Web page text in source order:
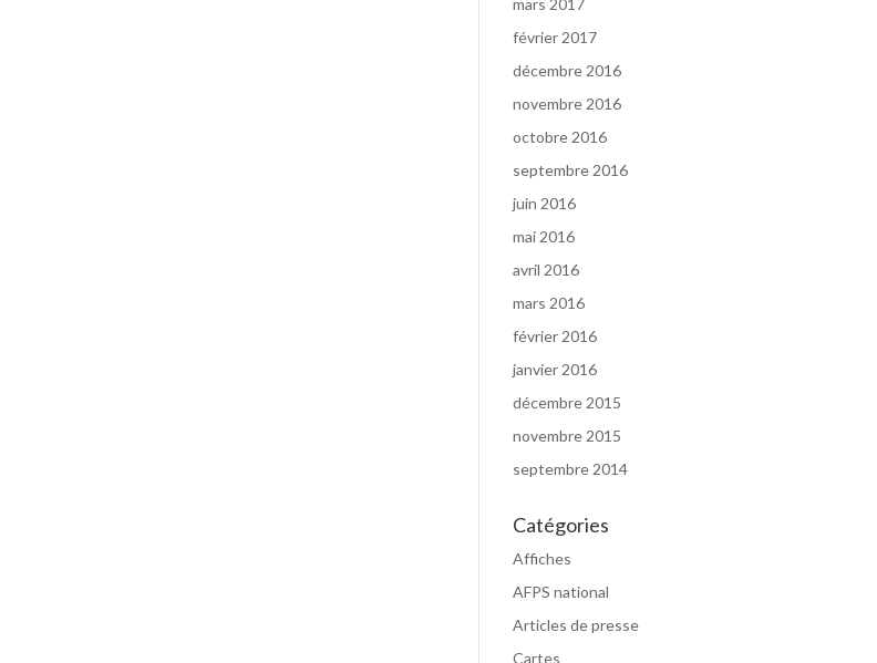
mars 2017
février 2017
décembre 2016
novembre 2016
octobre 2016
septembre 2016
juin 2016
mai 2016
avril 2016
mars 2016
février 2016
janvier 2016
décembre 2015
novembre 2015
septembre 2014
Catégories
Affiches
AFPS national
Articles de presse
Cartes